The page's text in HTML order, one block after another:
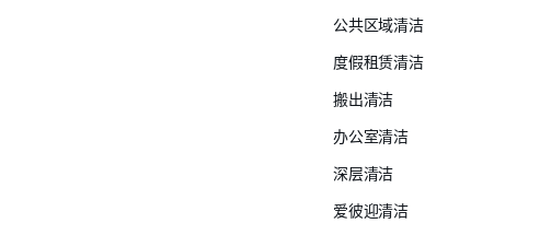
公共区域清洁
度假租赁清洁
搬出清洁
办公室清洁
深层清洁
爱彼迎清洁